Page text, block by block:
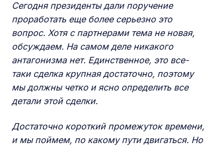
Сегодня президенты дали поручение
проработать еще более серьезно это
вопрос. Хотя с партнерами тема не новая,
обсуждаем. На самом деле никакого
антагонизма нет. Единственное, это все-
таки сделка крупная достаточно, поэтому
мы должны четко и ясно определить все
детали этой сделки.
Достаточно короткий промежуток времени,
и мы поймем, по какому пути двигаться. Но